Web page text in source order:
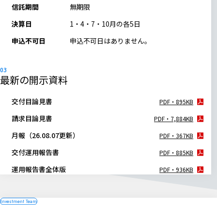
信託期間
無期限
決算日
1・4・7・10月の各5日
申込不可日
申込不可日はありません。
最新の開示資料
交付目論見書 PDF・895KB
請求目論見書 PDF・7,884KB
月報（26.08.07更新） PDF・367KB
交付運用報告書 PDF・885KB
運用報告書全体版 PDF・936KB